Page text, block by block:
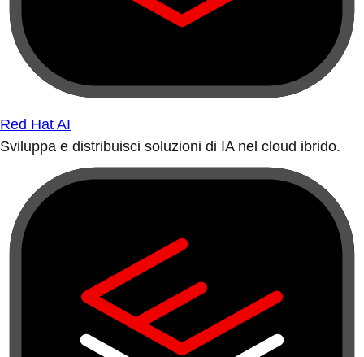
Red Hat AI
Sviluppa e distribuisci soluzioni di IA nel cloud ibrido.